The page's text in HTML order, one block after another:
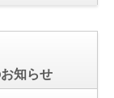
知らせ